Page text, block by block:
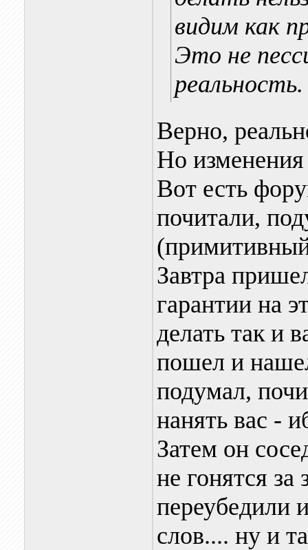
видим как
Это не
реальность.
Верно,
Но
Вот есть
почитали,
Завтра
гарантии на
делать так и
пошел и
подумал,
нанять вас -
Затем он
не гонятся за
переубедили
слов.... ну и